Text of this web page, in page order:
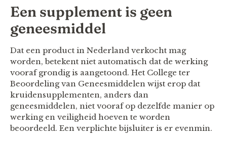
Een supplement is geen
geneesmiddel
Dat een product in Nederland verkocht mag
worden, betekent niet automatisch dat de werking
vooraf grondig is aangetoond. Het College ter
Beoordeling van Geneesmiddelen wijst erop dat
kruidensupplementen, anders dan
geneesmiddelen, niet vooraf op dezelfde manier op
werking en veiligheid hoeven te worden
beoordeeld. Een verplichte bijsluiter is er evenmin.